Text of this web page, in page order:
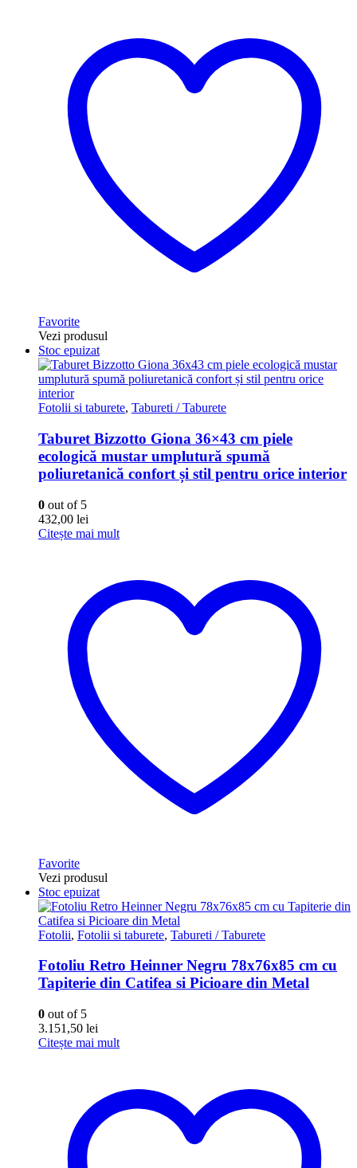
Favorite
Vezi produsul
Stoc epuizat
Fotolii si taburete, Tabureti / Taburete
Taburet Bizzotto Giona 36×43 cm piele
ecologică mustar umplutură spumă
poliuretanică confort și stil pentru orice interior
0 out of 5
432,00 lei
Citește mai mult
Favorite
Vezi produsul
Stoc epuizat
Fotolii, Fotolii si taburete, Tabureti / Taburete
Fotoliu Retro Heinner Negru 78x76x85 cm cu
Tapiterie din Catifea si Picioare din Metal
0 out of 5
3.151,50 lei
Citește mai mult